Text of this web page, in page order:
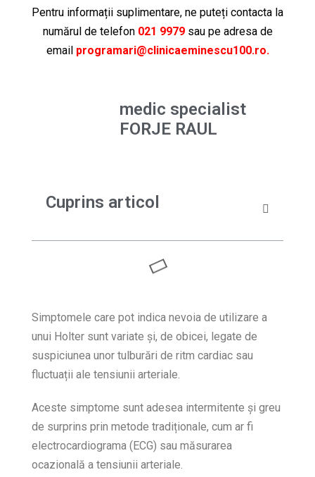
Pentru informații suplimentare, ne puteți contacta la
numărul de telefon 021 9979sau pe adresa de
email programari@clinicaeminescu100.ro.
medic specialist
FORJE RAUL
Cuprins articol
Simptomele care pot indica nevoia de utilizare a
unui Holter sunt variate și, de obicei, legate de
suspiciunea unor tulburări de ritm cardiac sau
fluctuații ale tensiunii arteriale.
Aceste simptome sunt adesea intermitente și greu
de surprins prin metode tradiționale, cum ar fi
electrocardiograma (ECG) sau măsurarea
ocazională a tensiunii arteriale.